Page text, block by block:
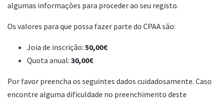
algumas informações para proceder ao seu registo.
Os valores para que possa fazer parte do CPAA são:
Joia de inscrição: 50,00€
Quota anual: 30,00€
Por favor preencha os seguintes dados cuidadosamente. Caso
encontre alguma dificuldade no preenchimento deste